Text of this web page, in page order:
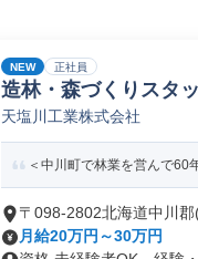
NEW 正社員
造林・森づくりスタ
天塩川工業株式会社
＜中川町で林業を営んで60
〒098-2802北海道中川
月給20万円～30万円